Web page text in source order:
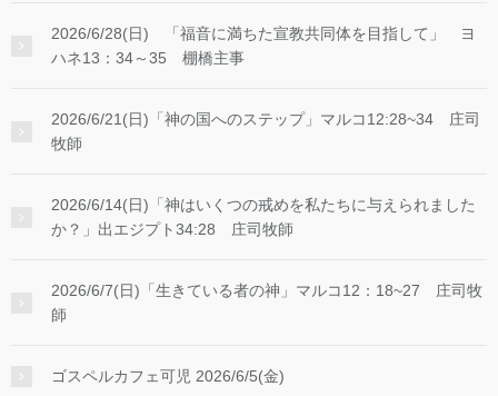
2026/6/28(日) 「福音に満ちた宣教共同体を目指して」 ヨ
ハネ13：34～35 棚橋主事
2026/6/21(日)「神の国へのステップ」マルコ12:28~34 庄司
牧師
2026/6/14(日)「神はいくつの戒めを私たちに与えられました
か？」出エジプト34:28 庄司牧師
2026/6/7(日)「生きている者の神」マルコ12：18~27 庄司牧
師
ゴスペルカフェ可児 2026/6/5(金)